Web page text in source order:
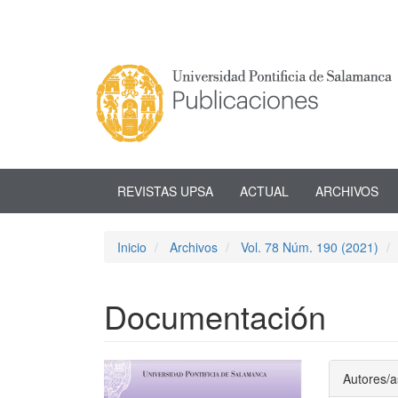
REVISTAS UPSA ACTUAL ARCHIVOS
Inicio Archivos Vol. 78 Núm. 190 (2021)
Documentación
Barra Autores/